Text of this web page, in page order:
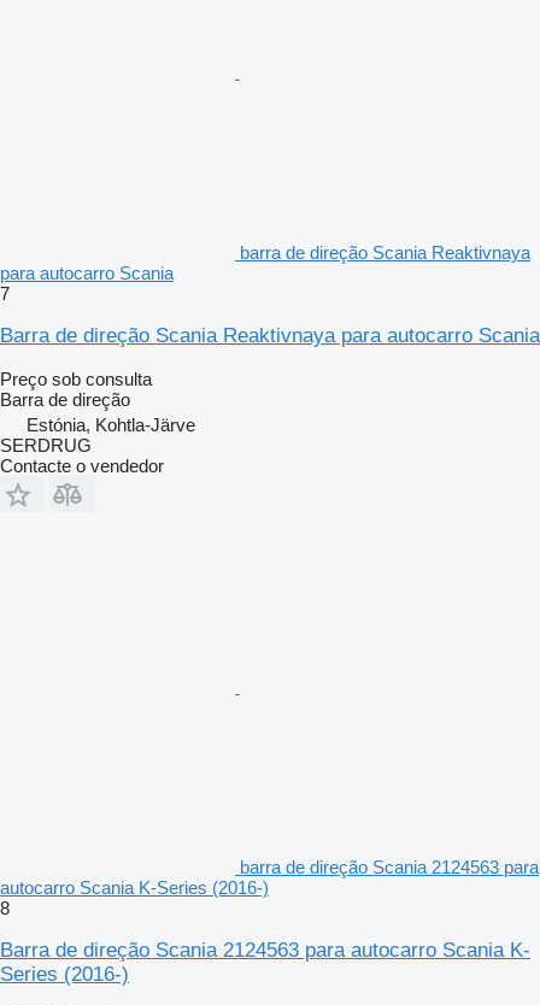
barra de direção Scania Reaktivnaya
para autocarro Scania
7
Barra de direção Scania Reaktivnaya para autocarro Scania
Preço sob consulta
Barra de direção
Estónia, Kohtla-Järve
SERDRUG
Contacte o vendedor
barra de direção Scania 2124563 para
autocarro Scania K-Series (2016-)
8
Barra de direção Scania 2124563 para autocarro Scania K-
Series (2016-)